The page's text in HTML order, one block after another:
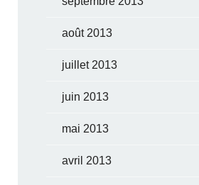
août 2013
juillet 2013
juin 2013
mai 2013
avril 2013